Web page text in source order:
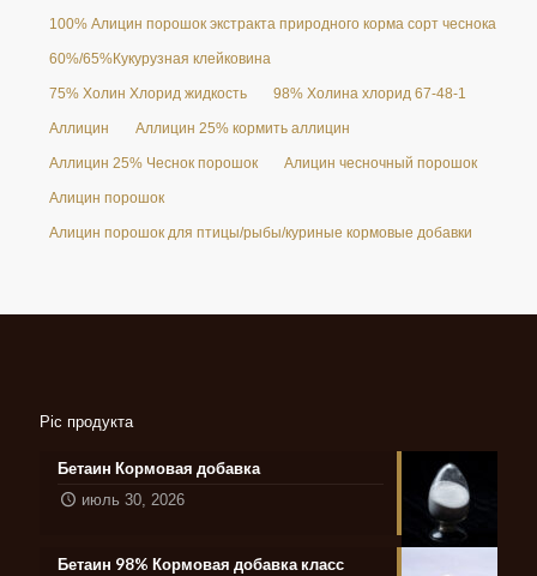
100% Алицин порошок экстракта природного корма сорт чеснока 25%
60%/65%Кукурузная клейковина
75% Холин Хлорид жидкость 98% Холина хлорид 67-48-1
Аллицин Аллицин 25% кормить аллицин
Аллицин 25% Чеснок порошок Алицин чесночный порошок
Алицин порошок
Алицин порошок для птицы/рыбы/куриные кормовые добавки
Pic продукта
Бетаин Кормовая добавка
июль 30, 2026
Бетаин 98% Кормовая добавка класс